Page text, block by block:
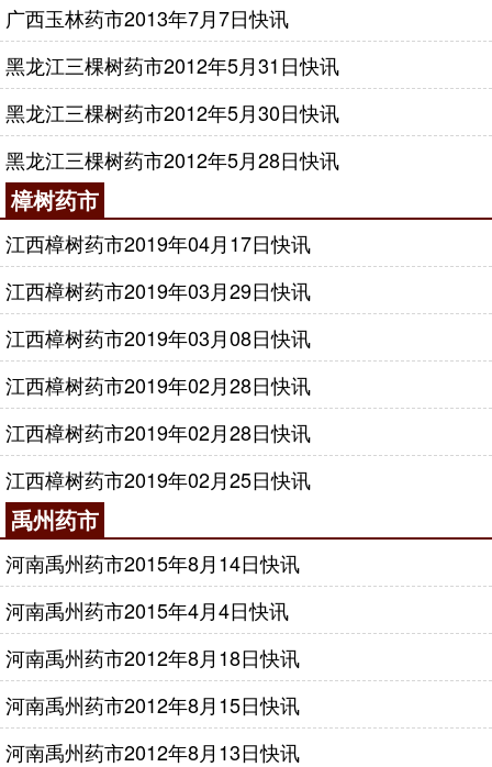
广西玉林药市2013年7月7日快讯
黑龙江三棵树药市2012年5月31日快讯
黑龙江三棵树药市2012年5月30日快讯
黑龙江三棵树药市2012年5月28日快讯
樟树药市
江西樟树药市2019年04月17日快讯
江西樟树药市2019年03月29日快讯
江西樟树药市2019年03月08日快讯
江西樟树药市2019年02月28日快讯
江西樟树药市2019年02月28日快讯
江西樟树药市2019年02月25日快讯
禹州药市
河南禹州药市2015年8月14日快讯
河南禹州药市2015年4月4日快讯
河南禹州药市2012年8月18日快讯
河南禹州药市2012年8月15日快讯
河南禹州药市2012年8月13日快讯